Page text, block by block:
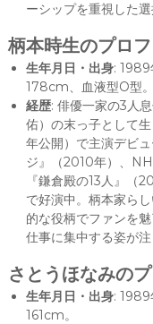
ーシップを重視した選
柄本時生のプロ
生年月日・出身: 1989
178cm、血液型O型。
経歴: 俳優一家の3人
佑）の末っ子として
年公開）で主演デビ
ジ』（2010年）、
『鎌倉殿の13人』（
で好演中。柄本家ら
的な役柄でファンを
仕事に集中する姿が注
さとうほなみの
生年月日・出身: 1989
161cm。